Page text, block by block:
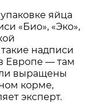
яйца
«Био», «Эко»,
надписи
Европе — там
выращены
корме,
эксперт.